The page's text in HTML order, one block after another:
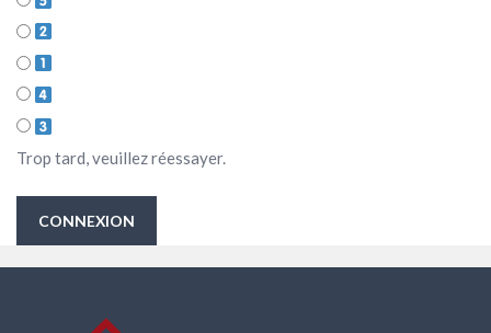
Trop tard, veuillez réessayer.
CONNEXION